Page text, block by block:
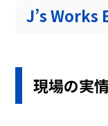
J’s Works
現場の実